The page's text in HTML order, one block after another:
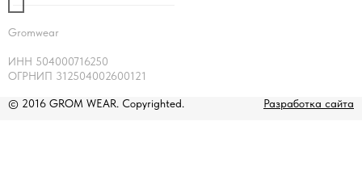
Gromwear
ИНН 504000716250
ОГРНИП 312504002600121
© 2016 GROM WEAR. Copyrighted. Разработка сайта